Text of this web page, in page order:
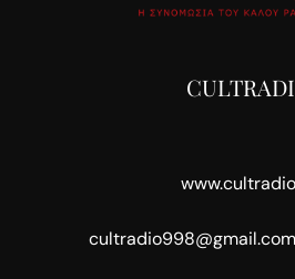
cultradio998@gmail.com